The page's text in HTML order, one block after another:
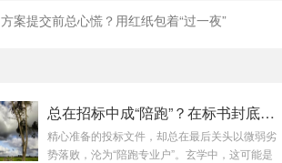
方案提交前总心慌？用红纸包着“过一夜”
总在招标中成“陪跑”？在标书封底盖个“隐形章”
精心准备的投标文件，却总在最后关头以微弱劣
势落败，沦为“陪跑专业户”。玄学中，这可能是